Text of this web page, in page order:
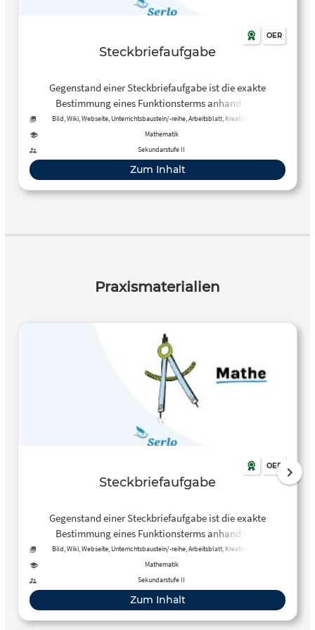
OER
Steckbriefaufgabe
Gegenstand einer Steckbriefaufgabe ist die exakte
Bestimmung eines Funktionsterms anhand von
vorgegebenen Informationen.
Bild, Wiki, Webseite, Unterrichtsbaustein/-reihe, Arbeitsblatt, Kreative, offene
Mathematik
Sekundarstufe II
Zum Inhalt
Praxismaterialien
OER
Steckbriefaufgabe
Gegenstand einer Steckbriefaufgabe ist die exakte
Bestimmung eines Funktionsterms anhand von
vorgegebenen Informationen.
Bild, Wiki, Webseite, Unterrichtsbaustein/-reihe, Arbeitsblatt, Kreative, offene
Mathematik
Sekundarstufe II
Zum Inhalt